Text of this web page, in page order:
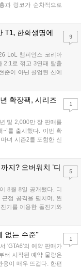
과 링코가 순차적으로
상 오토바이 등 다채
한 교환 코드 3종이 제
할 수 있다....
T1, 한화생명에
LoL 챔피언스 코리아
2:1로 꺾고 3연패 탈출
준이 아닌 콜업된 신예
배하고 말았다. T1은
9
확장팩, 시리즈
및 2,000만 장 판매를
~’를 출시했다. 이번 확
녀 시즌2를 포함한 신
작품을 완결 짓는다.
시리즈의 미래를 향한
1
지? 오버워치 '디
8월 8일 공개됐다. 디
접 공격을 펼치며, 왼
기를 이용한 돌진기와
시 맨몸으로 기관총을
예정이다....
5
없는 수준"
'GTA6'의 예약 판매가
터 시작된 예약 물량은
응이 매우 뜨겁다. 한편
1